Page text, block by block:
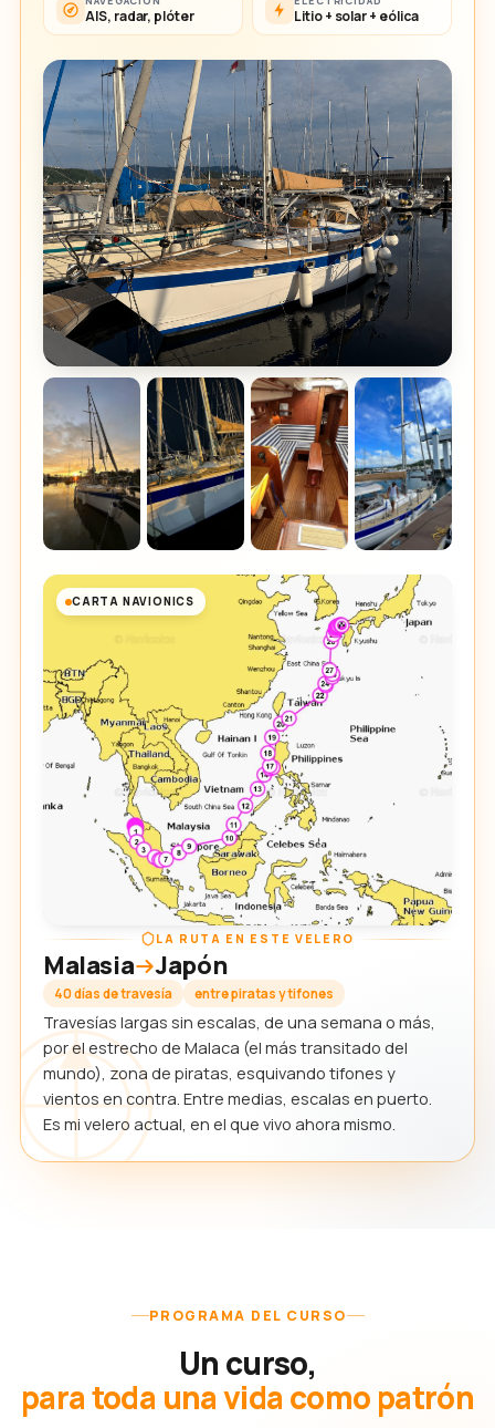
AIS, radar, plóter Litio + solar + eólica
CARTA NAVIONICS
LA RUTA EN ESTE VELERO
Malasia Japón
40 días de travesía entre piratas y tifones
Travesías largas sin escalas, de una semana o más,
por el estrecho de Malaca (el más transitado del
mundo), zona de piratas, esquivando tifones y
vientos en contra. Entre medias, escalas en puerto.
Es mi velero actual, en el que vivo ahora mismo.
PROGRAMA DEL CURSO
Un curso,
para toda una vida como patrón